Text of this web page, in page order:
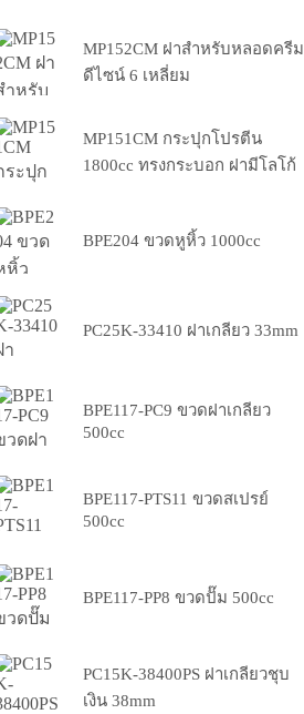
MP152CM ฝาสำหรับหลอดครีม
ดีไซน์ 6 เหลี่ยม
MP151CM กระปุกโปรตีน
1800cc ทรงกระบอก ฝามีโลโก้
BPE204 ขวดหูหิ้ว 1000cc
PC25K-33410 ฝาเกลียว 33mm
BPE117-PC9 ขวดฝาเกลียว
500cc
BPE117-PTS11 ขวดสเปรย์
500cc
BPE117-PP8 ขวดปั๊ม 500cc
PC15K-38400PS ฝาเกลียวชุบ
เงิน 38mm